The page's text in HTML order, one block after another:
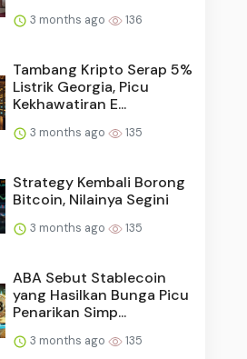
3 months ago 136
Tambang Kripto Serap 5%
Listrik Georgia, Picu
Kekhawatiran E...
3 months ago 135
Strategy Kembali Borong
Bitcoin, Nilainya Segini
3 months ago 135
ABA Sebut Stablecoin
yang Hasilkan Bunga Picu
Penarikan Simp...
3 months ago 135